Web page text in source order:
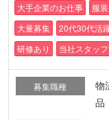
大手企業のお仕事
服
大量募集
20代30代活
研修あり
当社スタッ
募集職種
物
品